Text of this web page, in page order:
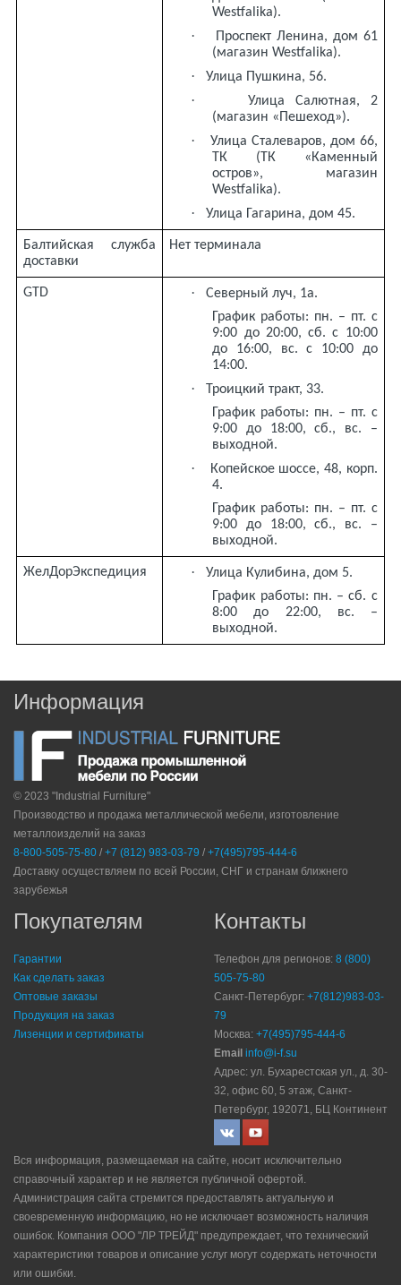
Westfalika).
·
Проспект Ленина, дом 61
(магазин Westfalika).
· Улица Пушкина, 56.
·
Улица Салютная, 2
(магазин «Пешеход»).
·
Улица Сталеваров, дом 66,
ТК (ТК «Каменный
остров», магазин
Westfalika).
· Улица Гагарина, дом 45.
Балтийская служба
доставки
Нет терминала
GTD ·
Северный луч, 1а.
График работы: пн. – пт. с
9:00 до 20:00, сб. с 10:00
до 16:00, вс. с 10:00 до
14:00.
·
Троицкий тракт, 33.
График работы: пн. – пт. с
9:00 до 18:00, сб., вс. –
выходной.
·
Копейское шоссе, 48, корп.
4.
График работы: пн. – пт. с
9:00 до 18:00, сб., вс. –
выходной.
ЖелДорЭкспедиция ·
Улица Кулибина, дом 5.
График работы: пн. – сб. с
8:00 до 22:00, вс. –
выходной.
Информация
© 2023 "Industrial Furniture"
Производство и продажа металлической мебели, изготовление
металлоизделий на заказ
8-800-505-75-80 / +7 (812) 983-03-79 / +7(495)795-444-6
Доставку осуществляем по всей России, СНГ и странам ближнего
зарубежья
Покупателям
Гарантии
Как сделать заказ
Оптовые заказы
Продукция на заказ
Лизенции и сертификаты
Контакты
Телефон для регионов: 8 (800)
505-75-80
Санкт-Петербург: +7(812)983-03-
79
Москва: +7(495)795-444-6
Email info@i-f.su
Адрес: ул. Бухарестская ул., д. 30-
32, офис 60, 5 этаж, Санкт-
Петербург, 192071, БЦ Континент
Вся информация, размещаемая на сайте, носит исключительно
справочный характер и не является публичной офертой.
Администрация сайта стремится предоставлять актуальную и
своевременную информацию, но не исключает возможность наличия
ошибок. Компания ООО "ЛР ТРЕЙД" прeдупрeждaeт, что технический
характеристики товаров и описание услуг могут содержать неточности
или ошибки.